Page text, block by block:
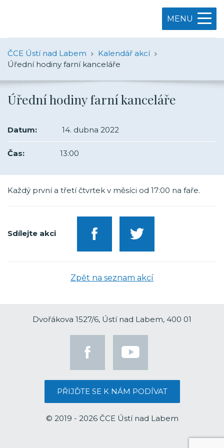
MENU
ČCE Ústí nad Labem
Kalendář akcí
Úřední hodiny farní kanceláře
Úřední hodiny farní kanceláře
Datum: 14. dubna 2022
Čas: 13:00
Každý první a třetí čtvrtek v měsíci od 17:00 na faře.
Sdílejte akci
Zpět na seznam akcí
Dvořákova 1527/6, Ústí nad Labem, 400 01
PŘIJĎTE SE K NÁM PODÍVAT
© 2019 - 2026 ČCE Ústí nad Labem